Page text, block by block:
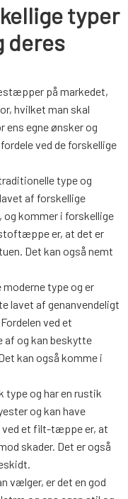
typer
på markedet,
hvilket man skal
egne ønsker og
ved de forskellige
type og
af forskellige
og kommer i forskellige
er, at det er
Det kan også nemt
type og er
lavet af genanvendeligt
ved et
og kan beskytte
kan også komme i
og har en rustik
og kan have
ved et filt-tæppe er, at
skader. Det er også
vælger, er det en god